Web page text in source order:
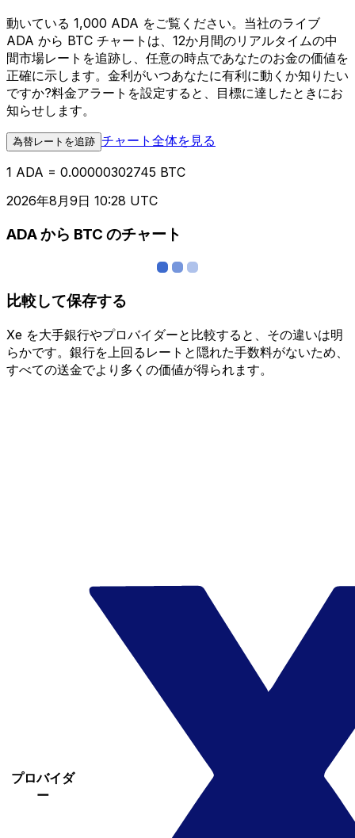
動いている 1,000 ADA をご覧ください。当社のライブ
ADA から BTC チャートは、12か月間のリアルタイムの中
間市場レートを追跡し、任意の時点であなたのお金の価値を
正確に示します。金利がいつあなたに有利に動くか知りたい
ですか?料金アラートを設定すると、目標に達したときにお
知らせします。
為替レートを追跡 チャート全体を見る
1 ADA = 0.00000302745 BTC
2026年8月9日 10:28 UTC
ADA から BTC のチャート
比較して保存する
Xe を大手銀行やプロバイダーと比較すると、その違いは明
らかです。銀行を上回るレートと隠れた手数料がないため、
すべての送金でより多くの価値が得られます。
プロバイダ
ー